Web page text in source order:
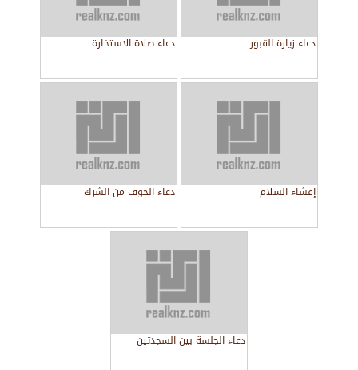
دعاء زيارة القبور دعاء صلاة الاستخارة
إفشاء السلام دعاء الخوف من الشرك
دعاء الجلسة بين السجدتين